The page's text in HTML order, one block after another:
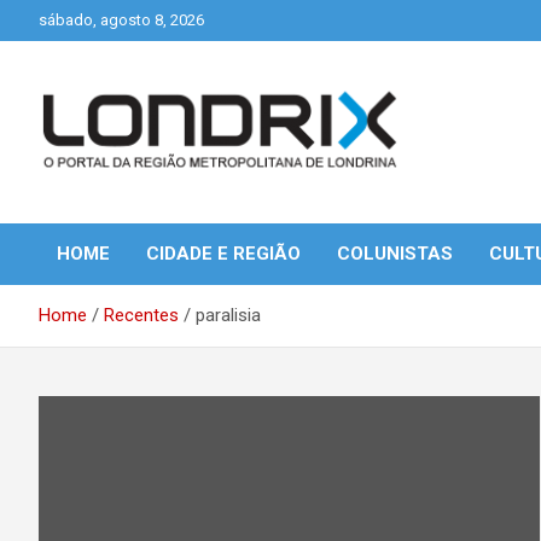
to
sábado, agosto 8, 2026
Londrix
HOME CIDADE E REGIÃO COLUNISTAS
Home Recentes paralisia